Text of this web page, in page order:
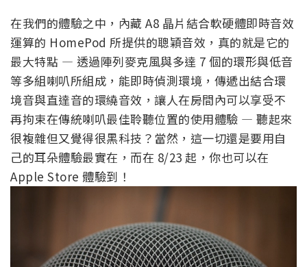
在我們的體驗之中，內藏 A8 晶片結合軟硬體即時音效
運算的 HomePod 所提供的聰穎音效，真的就是它的
最大特點 — 透過陣列麥克風與多達 7 個的環形與低音
等多組喇叭所組成，能即時偵測環境，傳遞出結合環
境音與直達音的環繞音效，讓人在房間內可以享受不
再拘束在傳統喇叭最佳聆聽位置的使用體驗 — 聽起來
很複雜但又覺得很黑科技？當然，這一切還是要用自
己的耳朵體驗最實在，而在 8/23 起，你也可以在
Apple Store 體驗到！